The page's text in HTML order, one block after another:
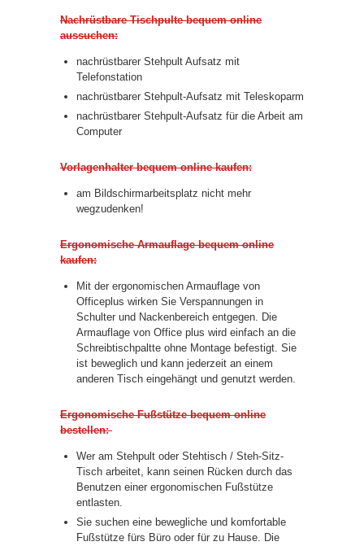
Nachrüstbare Tischpulte bequem online
aussuchen:
nachrüstbarer Stehpult Aufsatz mit
Telefonstation
nachrüstbarer Stehpult-Aufsatz mit Teleskoparm
nachrüstbarer Stehpult-Aufsatz für die Arbeit am
Computer
Vorlagenhalter bequem online kaufen:
am Bildschirmarbeitsplatz nicht mehr
wegzudenken!
Ergonomische Armauflage bequem online
kaufen:
Mit der ergonomischen Armauflage von
Officeplus wirken Sie Verspannungen in
Schulter und Nackenbereich entgegen. Die
Armauflage von Office plus wird einfach an die
Schreibtischpaltte ohne Montage befestigt. Sie
ist beweglich und kann jederzeit an einem
anderen Tisch eingehängt und genutzt werden.
Ergonomische Fußstütze bequem online
bestellen:
Wer am Stehpult oder Stehtisch / Steh-Sitz-
Tisch arbeitet, kann seinen Rücken durch das
Benutzen einer ergonomischen Fußstütze
entlasten.
Sie suchen eine bewegliche und komfortable
Fußstütze fürs Büro oder für zu Hause. Die